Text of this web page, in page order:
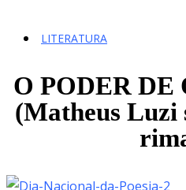
LITERATURA
O PODER
(Matheus Luzi